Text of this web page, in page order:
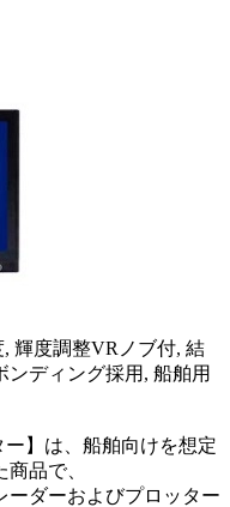
, 輝度調整VRノブ付, 結
ディング採用, 船舶用
ー】は、船舶向けを想定
品で、
ーダーおよびプロッター